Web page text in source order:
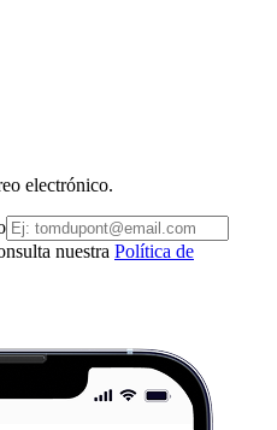
electrónico.
nuestra Política de